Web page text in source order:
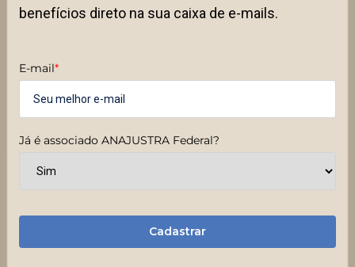
benefícios direto na sua caixa de e-mails.
E-mail*
Já é associado ANAJUSTRA Federal?
Cadastrar